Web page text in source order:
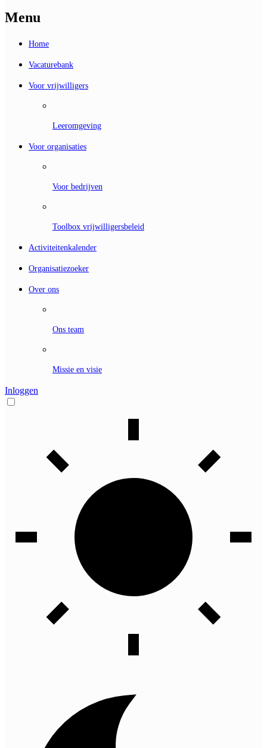
Menu
Home
Vacaturebank
Voor vrijwilligers
Leeromgeving
Voor organisaties
Voor bedrijven
Toolbox vrijwilligersbeleid
Activiteitenkalender
Organisatiezoeker
Over ons
Ons team
Missie en visie
Inloggen